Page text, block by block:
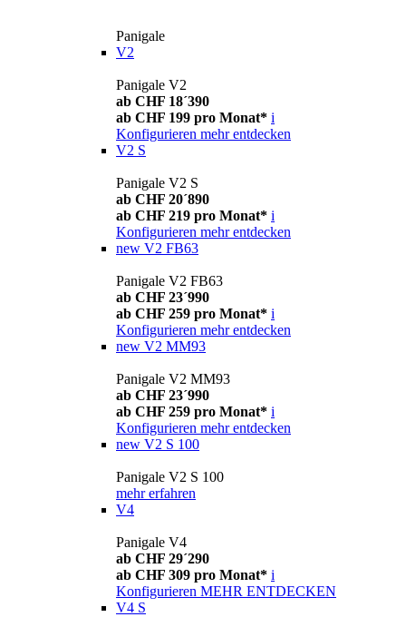
Panigale
V2
Panigale V2
ab CHF 18´390
ab CHF 199 pro Monat* i
Konfigurieren mehr entdecken
V2 S
Panigale V2 S
ab CHF 20´890
ab CHF 219 pro Monat* i
Konfigurieren mehr entdecken
new V2 FB63
Panigale V2 FB63
ab CHF 23´990
ab CHF 259 pro Monat* i
Konfigurieren mehr entdecken
new V2 MM93
Panigale V2 MM93
ab CHF 23´990
ab CHF 259 pro Monat* i
Konfigurieren mehr entdecken
new V2 S 100
Panigale V2 S 100
mehr erfahren
V4
Panigale V4
ab CHF 29´290
ab CHF 309 pro Monat* i
Konfigurieren MEHR ENTDECKEN
V4 S